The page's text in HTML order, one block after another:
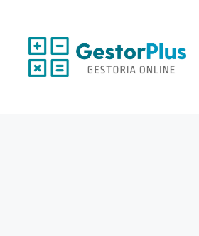
contenido